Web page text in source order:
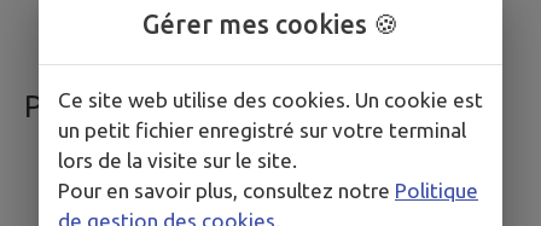
Location
PLEINE NATURE
🥾 Pédestre
🚲 Cyclo
Gérer mes cookies 🍪
Ce site web utilise des cookies. Un cookie est
un petit fichier enregistré sur votre terminal
lors de la visite sur le site.
Pour en savoir plus, consultez notre Politique
de gestion des cookies.